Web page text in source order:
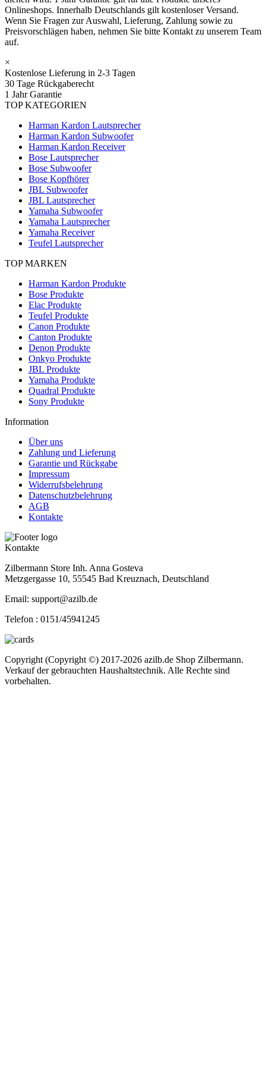
Onlineshops. Innerhalb Deutschlands gilt kostenloser Versand.
Wenn Sie Fragen zur Auswahl, Lieferung, Zahlung sowie zu
Preisvorschlägen haben, nehmen Sie bitte Kontakt zu unserem Team
auf.
×
Kostenlose Lieferung in 2-3 Tagen
30 Tage Rückgaberecht
1 Jahr Garantie
TOP KATEGORIEN
Harman Kardon Lautsprecher
Harman Kardon Subwoofer
Harman Kardon Receiver
Bose Lautsprecher
Bose Subwoofer
Bose Kopfhörer
JBL Subwoofer
JBL Lautsprecher
Yamaha Subwoofer
Yamaha Lautsprecher
Yamaha Receiver
Teufel Lautsprecher
TOP MARKEN
Harman Kardon Produkte
Bose Produkte
Elac Produkte
Teufel Produkte
Canon Produkte
Canton Produkte
Denon Produkte
Onkyo Produkte
JBL Produkte
Yamaha Produkte
Quadral Produkte
Sony Produkte
Information
Über uns
Zahlung und Lieferung
Garantie und Rückgabe
Impressum
Widerrufsbelehrung
Datenschutzbelehrung
AGB
Kontakte
Kontakte
Zilbermann Store Inh. Anna Gosteva
Metzgergasse 10, 55545 Bad Kreuznach, Deutschland
Email: support@azilb.de
Telefon : 0151/45941245
Copyright (Copyright ©) 2017-2026 azilb.de Shop Zilbermann.
Verkauf der gebrauchten Haushaltstechnik. Alle Rechte sind
vorbehalten.